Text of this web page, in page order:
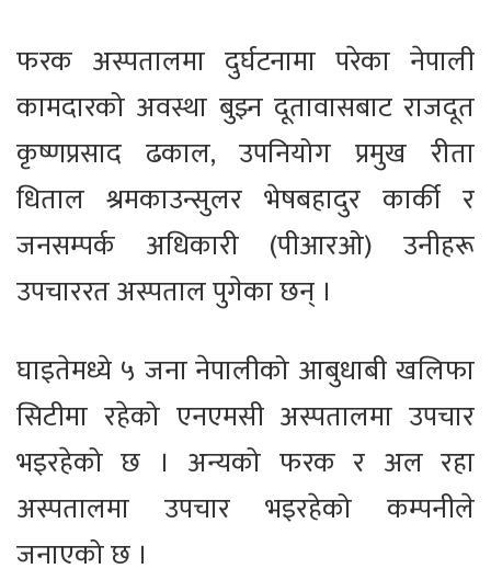
फरक अस्पतालमा दुर्घटनामा परेका नेपाली
कामदारको अवस्था बुझ्न दूतावासबाट राजदूत
कृष्णप्रसाद ढकाल, उपनियोग प्रमुख रीता
धिताल श्रमकाउन्सुलर भेषबहादुर कार्की र
जनसम्पर्क अधिकारी (पीआरओ) उनीहरू
उपचाररत अस्पताल पुगेका छन् ।
घाइतेमध्ये ५ जना नेपालीको आबुधाबी खलिफा
सिटीमा रहेको एनएमसी अस्पतालमा उपचार
भइरहेको छ । अन्यको फरक र अल रहा
अस्पतालमा उपचार भइरहेको कम्पनीले
जनाएको छ ।